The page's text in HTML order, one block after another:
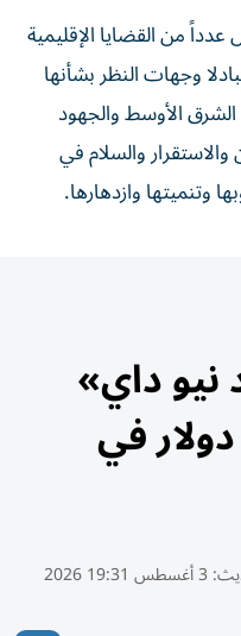
من القضايا الإقليمية
وجهات النظر بشأنها
الأوسط والجهود
والسلام في
وتنميتها وازدهارها.
نيو داي»
دولار في
3 أغسطس 19:31 2026